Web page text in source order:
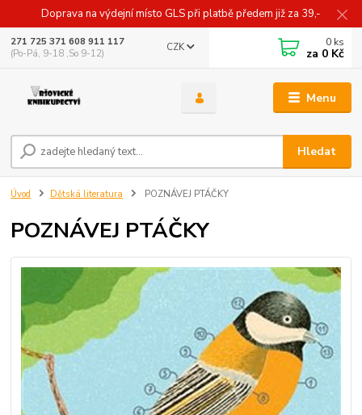
Doprava na výdejní místo GLS při platbě předem již za 39,-
Menu
CZK
Hledat
271 725 371 608 911 117
(Po-Pá, 9-18 ,So 9-12)
0 ks
za 0 Kč
Úvod Dětská literatura POZNÁVEJ PTÁČKY
POZNÁVEJ PTÁČKY